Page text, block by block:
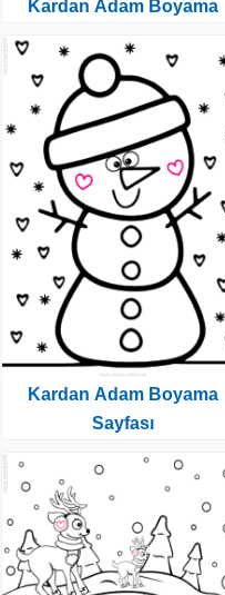
Kardan Adam Boyama
Kardan Adam Boyama
Sayfası